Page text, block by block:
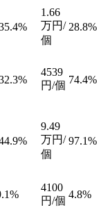
1.66
万円/
個
28.8%
4539
円/個 74.4%
9.49
万円/
個
97.1%
4100
円/個
4.8%